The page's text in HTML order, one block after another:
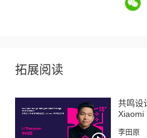
拓展阅读
共鸣设
Xiaomi
李田原